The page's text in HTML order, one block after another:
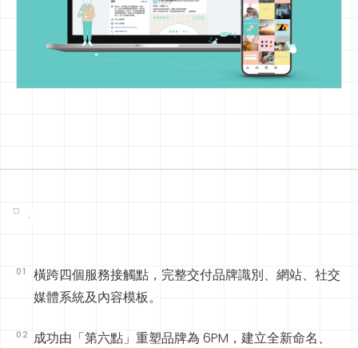
01
橫跨四個服務接觸點，完整交付品牌識別、網站、社交
媒體系統及內容模板。
02 成功由「第六點」重塑品牌為 6PM，建立全新命名、